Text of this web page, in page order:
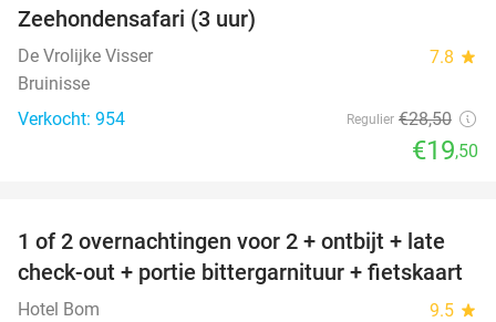
Zeehondensafari (3 uur)
De Vrolijke Visser 7.8 star
Bruinisse
Verkocht: 954
Regulier €28,50
€19,50
59%
1 of 2 overnachtingen voor 2 + ontbijt + late
check-out + portie bittergarnituur + fietskaart
Hotel Bom 9.5 star